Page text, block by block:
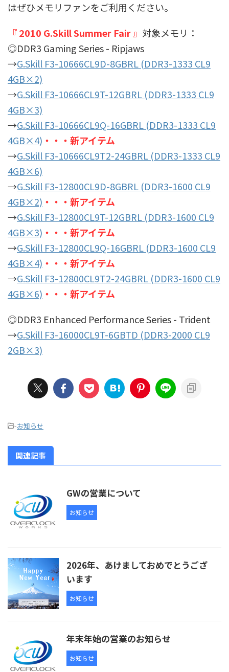
はぜひメモリファンをご利用ください。
『 2010 G.Skill Summer Fair 』 対象メモリ：
◎DDR3 Gaming Series - Ripjaws
→G.Skill F3-10666CL9D-8GBRL (DDR3-1333 CL9
4GB×2)
→G.Skill F3-10666CL9T-12GBRL (DDR3-1333 CL9
4GB×3)
→G.Skill F3-10666CL9Q-16GBRL (DDR3-1333 CL9
4GB×4) ・・・新アイテム
→G.Skill F3-10666CL9T2-24GBRL (DDR3-1333 CL9
4GB×6)
→G.Skill F3-12800CL9D-8GBRL (DDR3-1600 CL9
4GB×2) ・・・新アイテム
→G.Skill F3-12800CL9T-12GBRL (DDR3-1600 CL9
4GB×3) ・・・新アイテム
→G.Skill F3-12800CL9Q-16GBRL (DDR3-1600 CL9
4GB×4) ・・・新アイテム
→G.Skill F3-12800CL9T2-24GBRL (DDR3-1600 CL9
4GB×6) ・・・新アイテム
◎DDR3 Enhanced Performance Series - Trident
→G.Skill F3-16000CL9T-6GBTD (DDR3-2000 CL9
2GB×3)
-お知らせ
関連記事
GWの営業について
お知らせ
2026年、あけましておめでとうござ
います
お知らせ
年末年始の営業のお知らせ
お知らせ